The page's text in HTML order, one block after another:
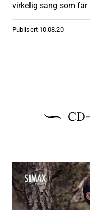
virkelig sang som får
Publisert 10.08.20